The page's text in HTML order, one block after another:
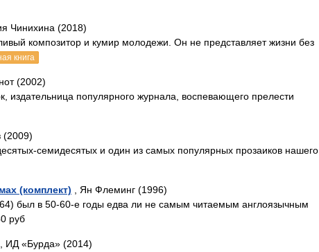
Чинихина (2018)
композитор и кумир молодежи. Он не представляет жизни без
книга
(2002)
издательница популярного журнала, воспевающего прелести
(2009)
семидесятых и один из самых популярных прозаиков нашего
(комплект) , Ян Флеминг (1996)
был в 50-60-е годы едва ли не самым читаемым англоязычным
руб
, ИД «Бурда» (2014)